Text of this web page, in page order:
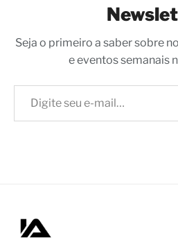
Seja o primeiro a saber sobre
e eventos semanais
Digite seu e-mail…